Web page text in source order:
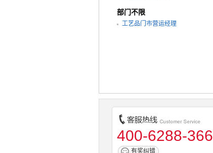
部门不限
工艺品门市营运经理
400-6288-366
有奖纠错